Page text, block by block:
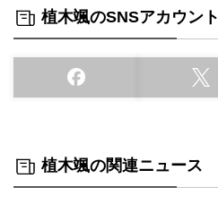
植木颯のSNSアカウント
植木颯の関連ニュース